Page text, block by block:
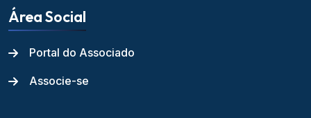
Área Social
Portal do Associado
Associe-se